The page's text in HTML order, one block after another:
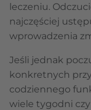
leczeniu.
najczęściej
wprowadzenia
Jeśli jednak
konkretnych
codziennego
wiele tygodni